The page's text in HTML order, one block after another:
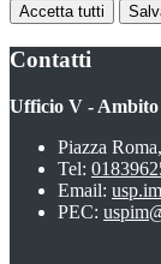
Accetta tutti
Contatti
Ufficio V -
Piazza
Tel:
Email:
PEC: